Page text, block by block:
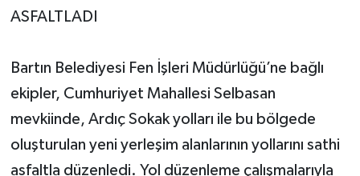
ASFALTLADI
Bartın Belediyesi Fen İşleri Müdürlüğü’ne bağlı
ekipler, Cumhuriyet Mahallesi Selbasan
mevkiinde, Ardıç Sokak yolları ile bu bölgede
oluşturulan yeni yerleşim alanlarının yollarını sathi
asfaltla düzenledi. Yol düzenleme çalışmalarıyla